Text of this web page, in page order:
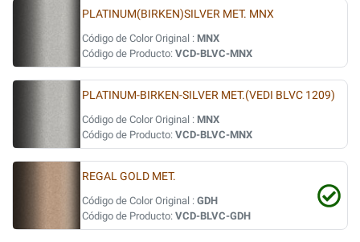
PLATINUM(BIRKEN)SILVER MET. MNX
Código de Color Original : MNX
Código de Producto: VCD-BLVC-MNX
PLATINUM-BIRKEN-SILVER MET.(VEDI BLVC 1209)
Código de Color Original : MNX
Código de Producto: VCD-BLVC-MNX
REGAL GOLD MET.
Código de Color Original : GDH
Código de Producto: VCD-BLVC-GDH